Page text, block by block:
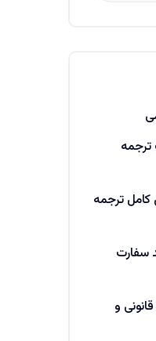
ترجمه
کامل ترجمه
سفارت
و